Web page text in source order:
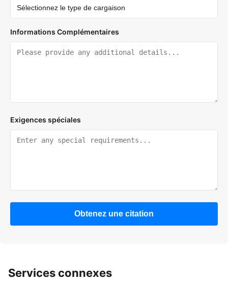
Informations Complémentaires
Exigences spéciales
Obtenez une citation
Services connexes